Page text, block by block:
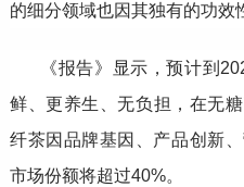
的细分领域也因其独有的功效
《报告》显示，预计到
鲜、更养生、无负担，在无
纤茶因品牌基因、产品创新
市场份额将超过40%。